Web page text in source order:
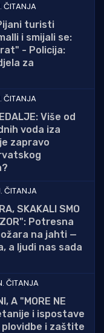
ČITANJA
turisti
i smijali se:
- Policija:
za
ČITANJA
Više od
voda iza
zapravo
ČITANJA
SKAKALI SMO
Potresna
na jahti —
a ljudi nas sada
ČITANJA
A "MORE NE
i ispostave
i zaštite